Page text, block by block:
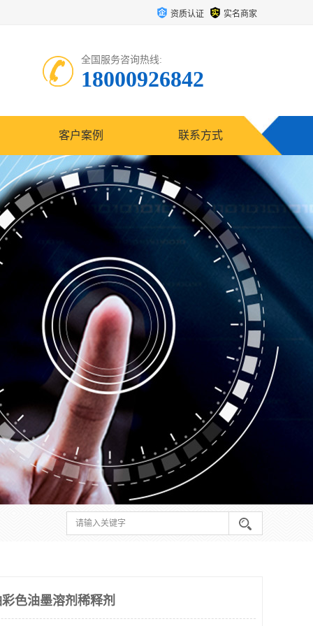
资质认证 实名商家
全国服务咨询热线:
18000926842
客户案例 联系方式
色油墨溶剂稀释剂